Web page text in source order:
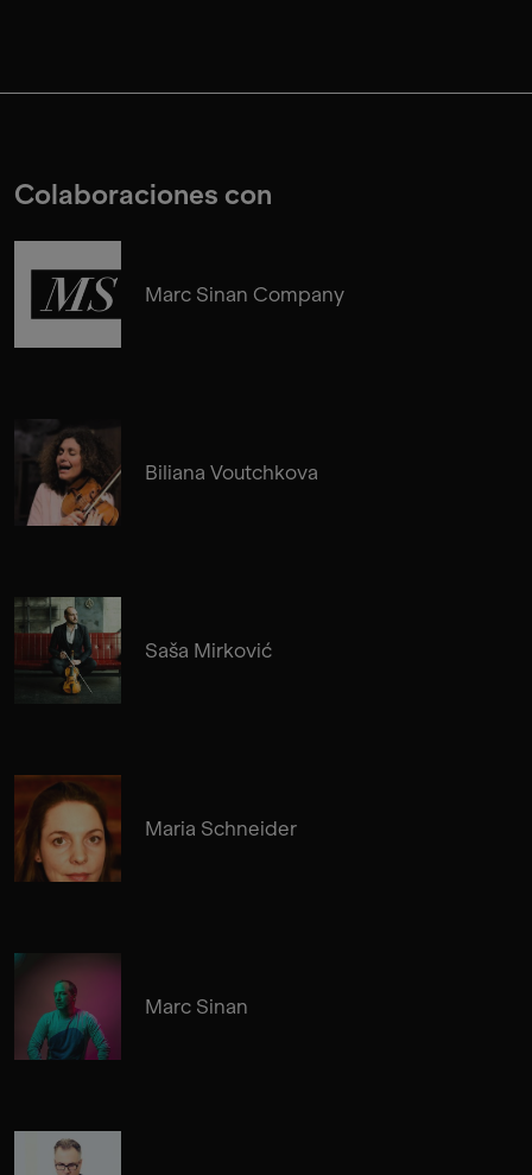
Colaboraciones con
Marc Sinan Company
Biliana Voutchkova
Saša Mirković
Maria Schneider
Marc Sinan